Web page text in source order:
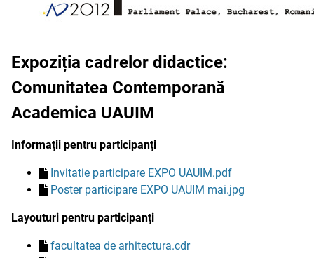
Expoziția cadrelor didactice:
Comunitatea Contemporană
Academica UAUIM
Informații pentru participanți
Invitatie participare EXPO UAUIM.pdf
Poster participare EXPO UAUIM mai.jpg
Layouturi pentru participanți
facultatea de arhitectura.cdr